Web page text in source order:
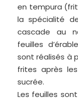
en tempura
la spécialité
cascade au
feuilles
sont réalisés à
frites après
sucrée.
Les feuilles